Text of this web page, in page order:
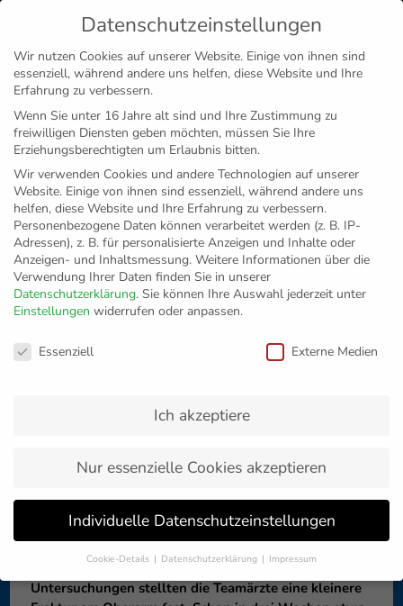
MENÜ
Disclaimer Impressum Datenschutz
Simon Kohn fällt bis
Jahresende nicht zur Verfügung stehen. Der
Training am Arm verletzt. Nach weiteren
Untersuchungen stellten die Teamärzte eine kleinere
Datenschutzeinstellungen
Wir nutzen Cookies auf unserer Website. Einige von ihnen sind
essenziell, während andere uns helfen, diese Website und Ihre
Erfahrung zu verbessern.
Wenn Sie unter 16 Jahre alt sind und Ihre Zustimmung zu
freiwilligen Diensten geben möchten, müssen Sie Ihre
Erziehungsberechtigten um Erlaubnis bitten.
Wir verwenden Cookies und andere Technologien auf unserer
Website. Einige von ihnen sind essenziell, während andere uns
helfen, diese Website und Ihre Erfahrung zu verbessern.
Personenbezogene Daten können verarbeitet werden (z. B. IP-
Adressen), z. B. für personalisierte Anzeigen und Inhalte oder
Anzeigen- und Inhaltsmessung. Weitere Informationen über die
Verwendung Ihrer Daten finden Sie in unserer
Datenschutzerklärung. Sie können Ihre Auswahl jederzeit unter
Einstellungen widerrufen oder anpassen.
Datenschutzeinstellungen
Essenziell Externe Medien
Ich akzeptiere
Nur essenzielle Cookies akzeptieren
Individuelle Datenschutzeinstellungen
Cookie-Details Datenschutzerklärung Impressum
Datenschutzeinstellungen